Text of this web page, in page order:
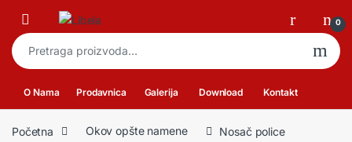
Skip to navigation
Skip to content
Open 0
Pretraga za:
O Nama Prodavnica Galerija Download Kontakt
Početna Okov opšte namene Nosač police